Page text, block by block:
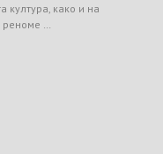
култура, како и на
реноме …